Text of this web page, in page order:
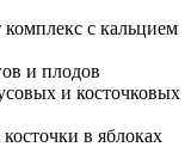
с кальцием
и плодов
и косточковых
в яблоках